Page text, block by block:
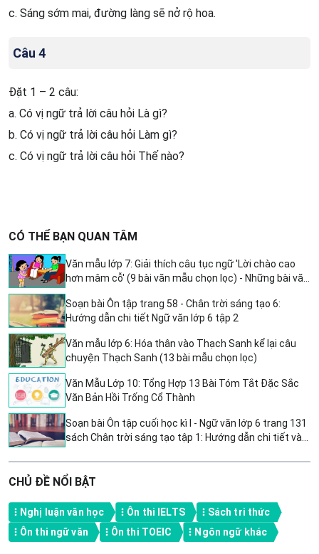
c. Sáng sớm mai, đường làng sẽ nở rộ hoa.
Câu 4
Đặt 1 – 2 câu:
a. Có vị ngữ trả lời câu hỏi Là gì?
b. Có vị ngữ trả lời câu hỏi Làm gì?
c. Có vị ngữ trả lời câu hỏi Thế nào?
CÓ THỂ BẠN QUAN TÂM
Văn mẫu lớp 7: Giải thích câu tục ngữ 'Lời chào cao
hơn mâm cỗ' (9 bài văn mẫu chọn lọc) - Những bài văn
Soạn bài Ôn tập trang 58 - Chân trời sáng tạo 6:
Hướng dẫn chi tiết Ngữ văn lớp 6 tập 2
Văn mẫu lớp 6: Hóa thân vào Thạch Sanh kể lại câu
chuyện Thạch Sanh (13 bài mẫu chọn lọc)
Văn Mẫu Lớp 10: Tổng Hợp 13 Bài Tóm Tắt Đặc Sắc
Văn Bản Hồi Trống Cổ Thành
Soạn bài Ôn tập cuối học kì I - Ngữ văn lớp 6 trang 131
sách Chân trời sáng tạo tập 1: Hướng dẫn chi tiết và
CHỦ ĐỀ NỔI BẬT
Nghị luận văn học Ôn thi IELTS
Sách tri thức
Ôn thi ngữ văn
Ôn thi TOEIC Ngôn ngữ khác